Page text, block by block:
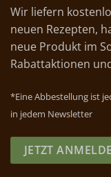
Wir liefern
neuen Rezepten,
neue Produkt im
Rabattaktionen
*Eine Abbestellung ist
in jedem Newsletter
JETZT